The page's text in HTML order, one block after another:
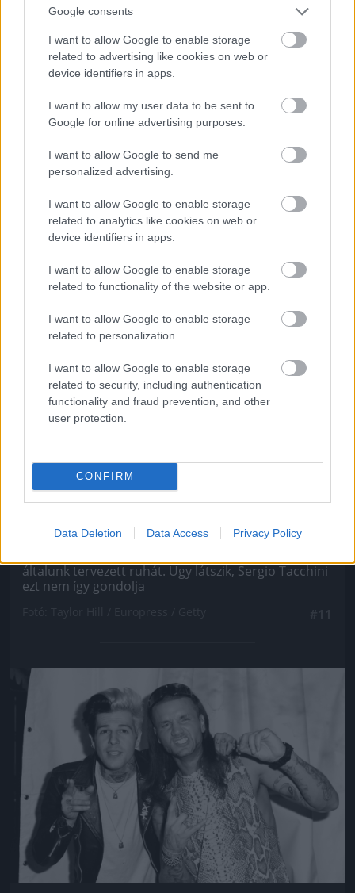
Google consents
I want to allow Google to enable storage
related to advertising like cookies on web or
device identifiers in apps.
I want to allow my user data to be sent to
Google for online advertising purposes.
I want to allow Google to send me
personalized advertising.
I want to allow Google to enable storage
related to analytics like cookies on web or
device identifiers in apps.
I want to allow Google to enable storage
related to functionality of the website or app.
I want to allow Google to enable storage
related to personalization.
I want to allow Google to enable storage
related to security, including authentication
functionality and fraud prevention, and other
user protection.
CONFIRM
Data Deletion Data Access Privacy Policy
Jön még kép!
Mi bármilyen divattervező helyében akármennyi
általunk tervezett ruhát. Úgy látszik, Sergio Tacchini
ezt nem így gondolja
Jön még kép!